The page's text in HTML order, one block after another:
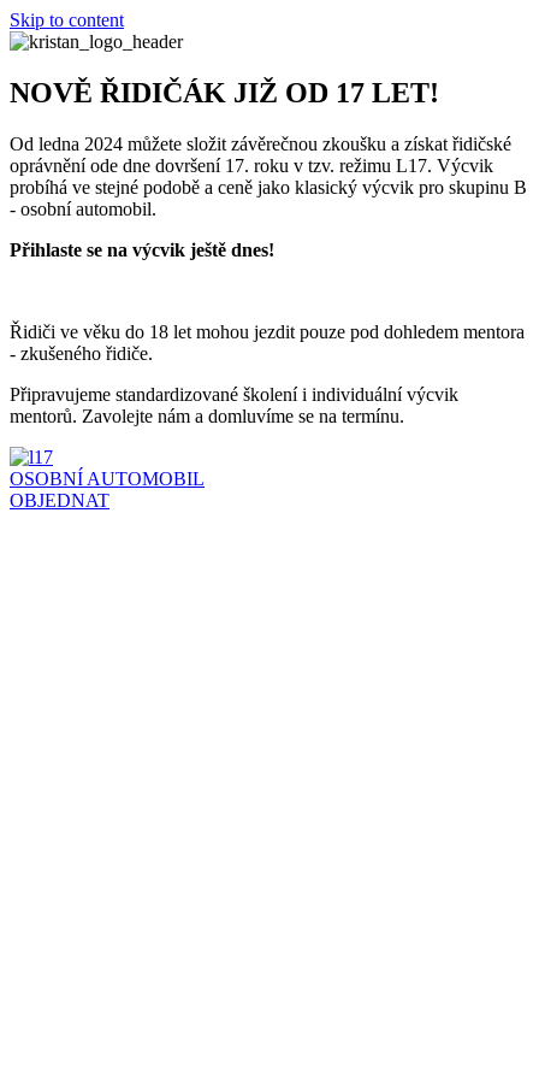
Skip to content
NOVĚ ŘIDIČÁK JIŽ OD 17 LET!
Od ledna 2024 můžete složit závěrečnou zkoušku a získat řidičské
oprávnění ode dne dovršení 17. roku v tzv. režimu L17. Výcvik
probíhá ve stejné podobě a ceně jako klasický výcvik pro skupinu B
- osobní automobil.
Přihlaste se na výcvik ještě dnes!
Řidiči ve věku do 18 let mohou jezdit pouze pod dohledem mentora
- zkušeného řidiče.
Připravujeme standardizované školení i individuální výcvik
mentorů. Zavolejte nám a domluvíme se na termínu.
OSOBNÍ AUTOMOBIL
OBJEDNAT